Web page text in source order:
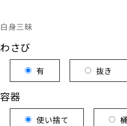
白身三昧
わさび
有 抜き
容器
使い捨て